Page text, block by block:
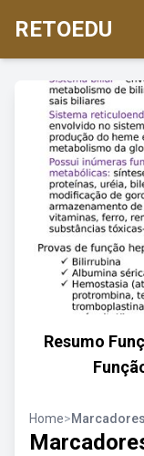
RETOEDU
Resumo
Home>